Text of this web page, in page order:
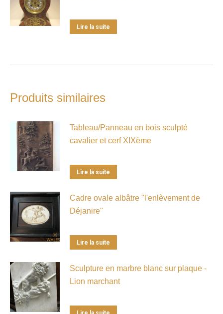
Lire la suite
Produits similaires
Tableau/Panneau en bois sculpté
cavalier et cerf XIXème
Lire la suite
Cadre ovale albâtre "l'enlèvement de
Déjanire"
Lire la suite
Sculpture en marbre blanc sur plaque -
Lion marchant